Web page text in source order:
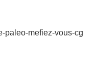
paleo-mefiez-vous-cg